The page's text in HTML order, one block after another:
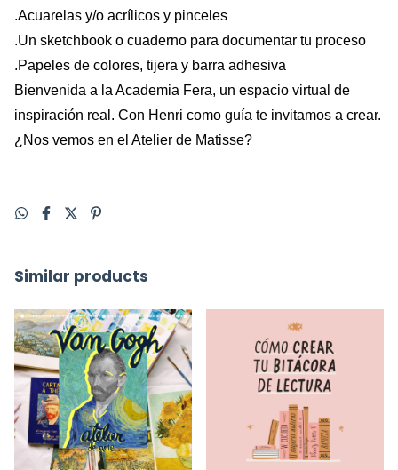
.Acuarelas y/o acrílicos y pinceles
.Un sketchbook o cuaderno para documentar tu proceso
.Papeles de colores, tijera y barra adhesiva
Bienvenida a la Academia Fera, un espacio virtual de
inspiración real. Con Henri como guía te invitamos a crear.
¿Nos vemos en el Atelier de Matisse?
Similar products